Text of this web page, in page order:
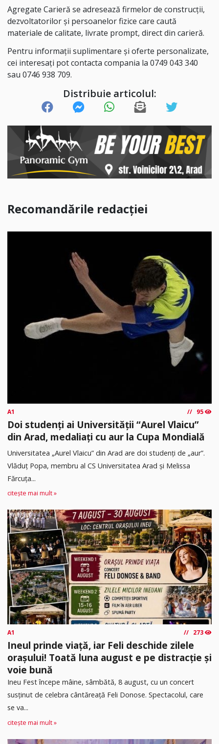
Agregate Carieră se adresează firmelor de construcții,
dezvoltatorilor și persoanelor fizice care caută
materiale de calitate, livrate prompt, direct din carieră.
Pentru informații suplimentare și oferte personalizate,
cei interesați pot contacta compania la 0749 043 340
sau 0746 938 709.
Distribuie articolul:
Recomandările redacției
A1 95
Doi studenți ai Universității “Aurel Vlaicu”
din Arad, medaliați cu aur la Cupa Mondială
Universitatea „Aurel Vlaicu” din Arad are doi studenți de „aur”.
Vlăduț Popa, membru al CS Universitatea Arad și Melissa
Fărcuța...
citește mai mult »
A1 273
Ineul prinde viață, iar Feli deschide zilele
orașului! Toată luna august e pe distracție și
voie bună
Ineu Fest începe mâine, sâmbătă, 8 august, cu un concert
susținut de celebra cântăreață Feli Donose. Spectacolul, care
se va...
citește mai mult »